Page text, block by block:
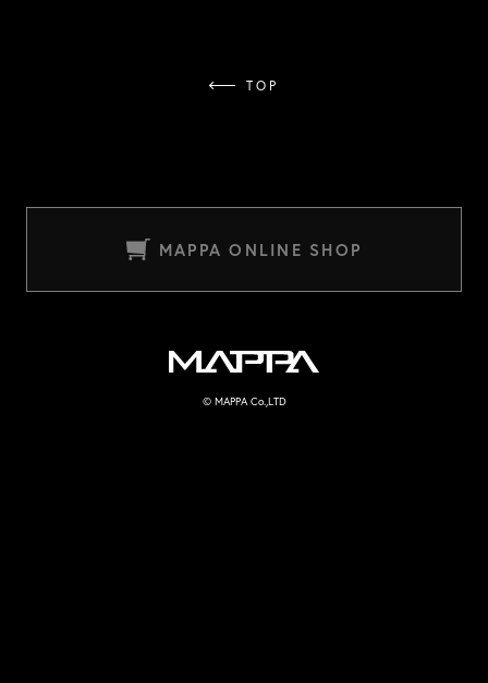
TOP
MAPPA ONLINE SHOP
MAPPA
© MAPPA Co.,LTD